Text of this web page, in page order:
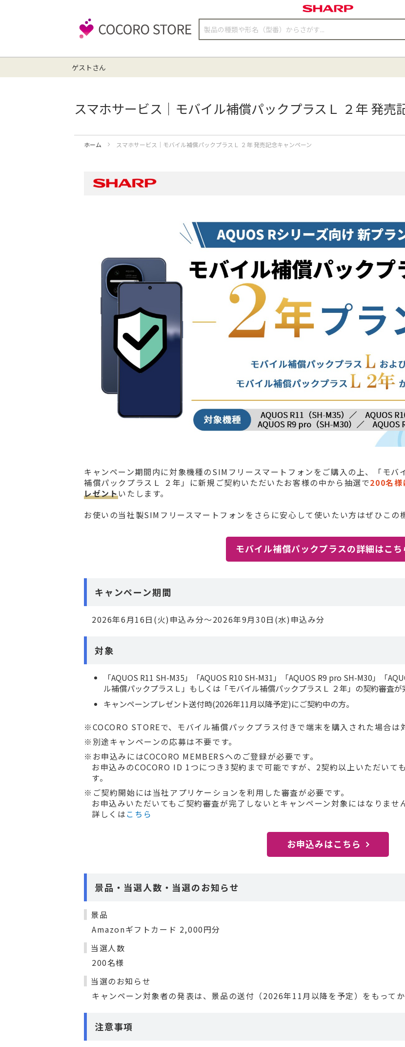
検
ゲストさん
スマホサービス｜モバイル補償パックプラスＬ ２年 発売
ホーム スマホサービス｜モバイル補償パックプラスＬ ２年 発売記念キャンペーン
キャンペーン期間内に対象機種のSIMフリースマートフォンをご購入の上、「モ
補償パックプラスＬ ２年」に新規ご契約いただいたお客様の中から抽選で200名様
レゼントいたします。
お使いの当社製SIMフリースマートフォンをさらに安心して使いたい方はぜひこの
モバイル補償パックプラスの詳細はこち
キャンペーン期間
2026年6月16日(火)申込み分～2026年9月30日(水)申込み分
対象
「AQUOS R11 SH-M35」「AQUOS R10 SH-M31」「AQUOS R9 pro SH-M30」「
ル補償パックプラスＬ」もしくは「モバイル補償パックプラスＬ ２年」の契約審査が
キャンペーンプレゼント送付時(2026年11月以降予定)にご契約中の方。
COCORO STOREで、モバイル補償パックプラス付きで端末を購入された場合は
別途キャンペーンの応募は不要です。
お申込みにはCOCORO MEMBERSへのご登録が必要です。
お申込みのCOCORO ID 1つにつき3契約まで可能ですが、2契約以上いただいて
す。
ご契約開始には当社アプリケーションを利用した審査が必要です。
お申込みいただいてもご契約審査が完了しないとキャンペーン対象にはなりませ
詳しくはこちら
お申込みはこちら
景品・当選人数・当選のお知らせ
景品
Amazonギフトカード 2,000円分
当選人数
200名様
当選のお知らせ
キャンペーン対象者の発表は、景品の送付（2026年11月以降を予定）をもってか
注意事項